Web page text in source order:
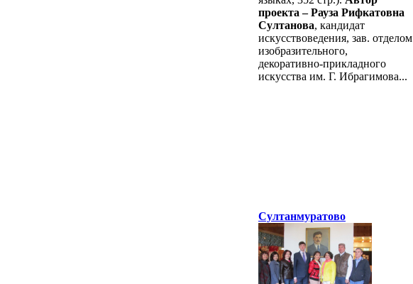
проекта – Рауза Рифкатовна
Султанова, кандидат
искусствоведения, зав. отделом
изобразительного,
декоративно-прикладного
искусства им. Г. Ибрагимова...
Султанмуратово